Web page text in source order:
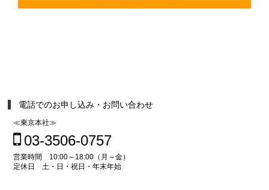
電話でのお申し込み・お問い合わせ
≪東京本社≫
03-3506-0757
営業時間 10:00～18:00（月～金）
定休日 土・日・祝日・年末年始